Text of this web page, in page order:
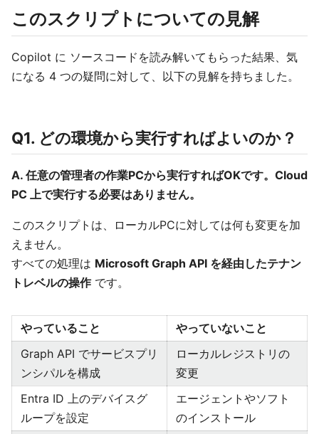
このスクリプトについての見解
Copilot に ソースコードを読み解いてもらった結果、気
になる 4 つの疑問に対して、以下の見解を持ちました。
Q1. どの環境から実行すればよいのか？
A. 任意の管理者の作業PCから実行すればOKです。Cloud
PC 上で実行する必要はありません。
このスクリプトは、ローカルPCに対しては何も変更を加
えません。
すべての処理は Microsoft Graph API を経由したテナン
トレベルの操作です。
やっていること
やっていないこと
Graph API でサービスプリ
ンシパルを構成
ローカルレジストリの
変更
Entra ID 上のデバイスグ
ループを設定
エージェントやソフト
のインストール